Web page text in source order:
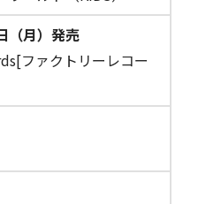
（月）発売
ファクトリーレコー